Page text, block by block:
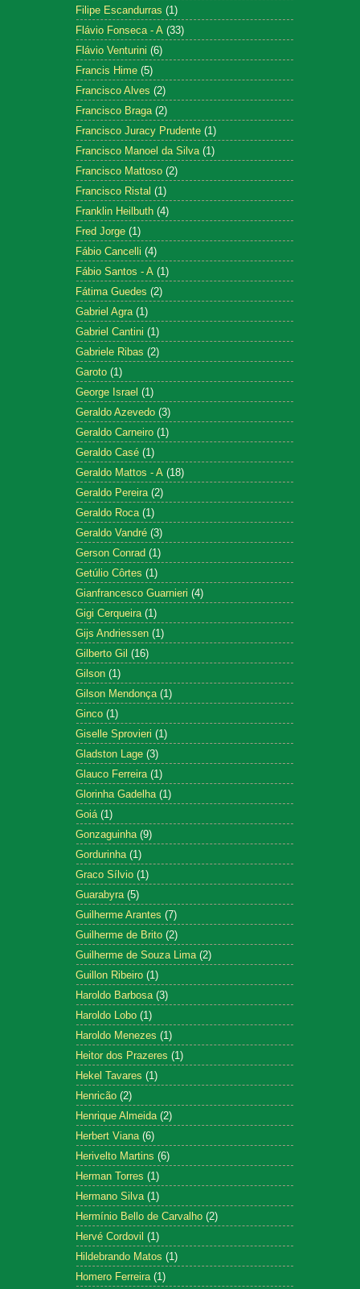
Filipe Escandurras (1)
Flávio Fonseca - A (33)
Flávio Venturini (6)
Francis Hime (5)
Francisco Alves (2)
Francisco Braga (2)
Francisco Juracy Prudente (1)
Francisco Manoel da Silva (1)
Francisco Mattoso (2)
Francisco Ristal (1)
Franklin Heilbuth (4)
Fred Jorge (1)
Fábio Cancelli (4)
Fábio Santos - A (1)
Fátima Guedes (2)
Gabriel Agra (1)
Gabriel Cantini (1)
Gabriele Ribas (2)
Garoto (1)
George Israel (1)
Geraldo Azevedo (3)
Geraldo Carneiro (1)
Geraldo Casé (1)
Geraldo Mattos - A (18)
Geraldo Pereira (2)
Geraldo Roca (1)
Geraldo Vandré (3)
Gerson Conrad (1)
Getúlio Côrtes (1)
Gianfrancesco Guarnieri (4)
Gigi Cerqueira (1)
Gijs Andriessen (1)
Gilberto Gil (16)
Gilson (1)
Gilson Mendonça (1)
Ginco (1)
Giselle Sprovieri (1)
Gladston Lage (3)
Glauco Ferreira (1)
Glorinha Gadelha (1)
Goiá (1)
Gonzaguinha (9)
Gordurinha (1)
Graco Sílvio (1)
Guarabyra (5)
Guilherme Arantes (7)
Guilherme de Brito (2)
Guilherme de Souza Lima (2)
Guillon Ribeiro (1)
Haroldo Barbosa (3)
Haroldo Lobo (1)
Haroldo Menezes (1)
Heitor dos Prazeres (1)
Hekel Tavares (1)
Henricão (2)
Henrique Almeida (2)
Herbert Viana (6)
Herivelto Martins (6)
Herman Torres (1)
Hermano Silva (1)
Hermínio Bello de Carvalho (2)
Hervé Cordovil (1)
Hildebrando Matos (1)
Homero Ferreira (1)